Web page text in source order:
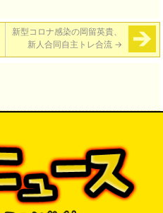
新型コロナ感染の岡留英貴、
新人合同自主トレ合流 →